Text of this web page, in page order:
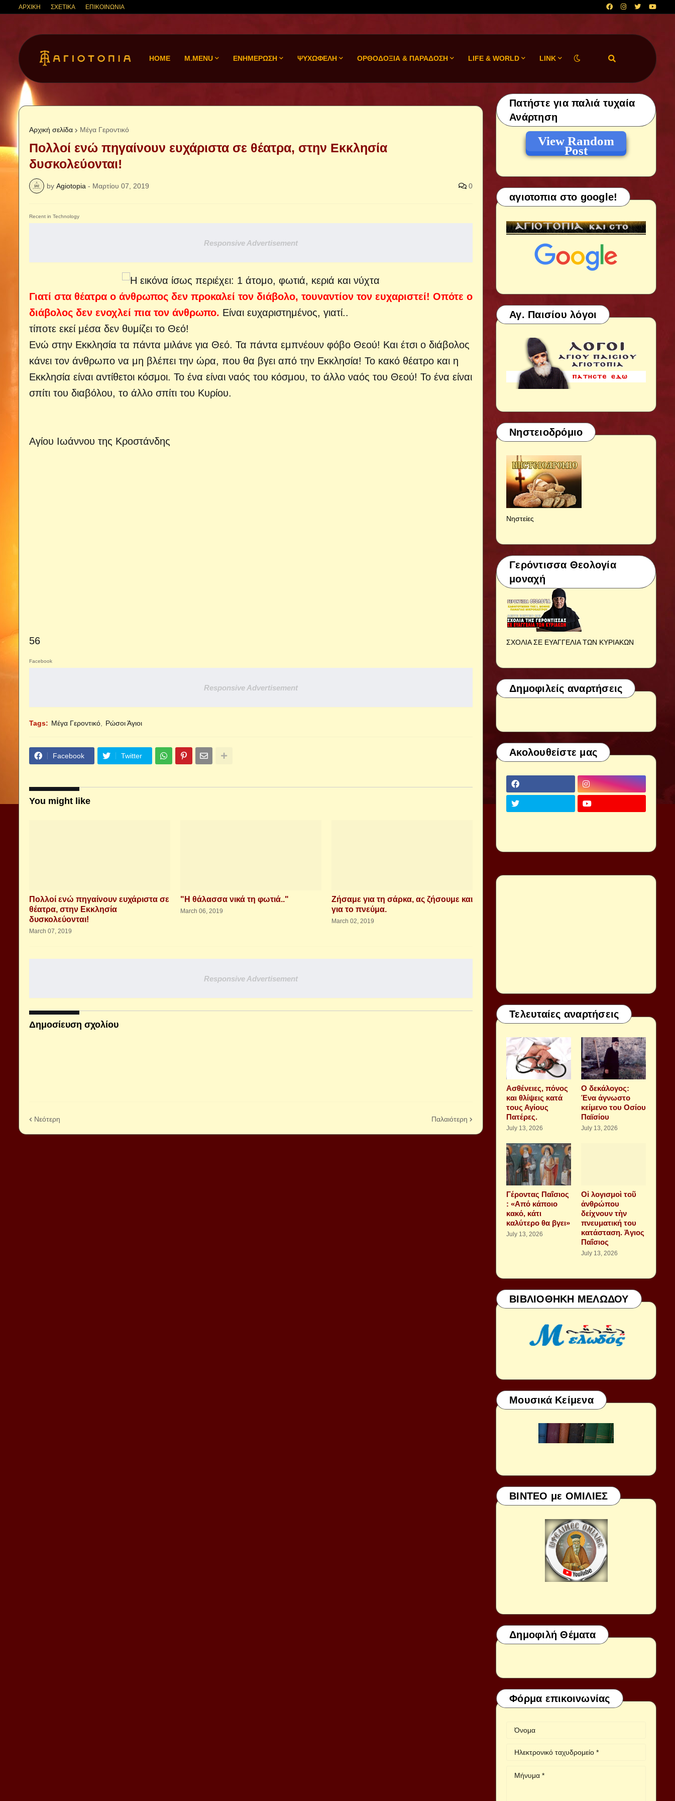
ΑΡΧΙΚΗ ΣΧΕΤΙΚΑ ΕΠΙΚΟΙΝΩΝΙΑ
HOME M.MENU ΕΝΗΜΕΡΩΣΗ ΨΥΧΩΦΕΛΗ ΟΡΘΟΔΟΞΙΑ & ΠΑΡΑΔΟΣΗ LIFE & WORLD LINK
Αρχική σελίδα Μέγα Γεροντικό
Πολλοί ενώ πηγαίνουν ευχάριστα σε θέατρα, στην Εκκλησία
δυσκολεύονται!
by Agiotopia - Μαρτίου 07, 2019 0
Recent in Technology
Responsive Advertisement
Γιατί στα θέατρα ο άνθρωπος δεν προκαλεί τον διάβολο, τουναντίον τον ευχαριστεί! Οπότε ο
διάβολος δεν ενοχλεί πια τον άνθρωπο. Είναι ευχαριστημένος, γιατί..
τίποτε εκεί μέσα δεν θυμίζει το Θεό!
Ενώ στην Εκκλησία τα πάντα μιλάνε για Θεό. Τα πάντα εμπνέουν φόβο Θεού! Και έτσι ο διάβολος
κάνει τον άνθρωπο να μη βλέπει την ώρα, που θα βγει από την Εκκλησία! Το κακό θέατρο και η
Εκκλησία είναι αντίθετοι κόσμοι. Το ένα είναι ναός του κόσμου, το άλλο ναός του Θεού! Το ένα είναι
σπίτι του διαβόλου, το άλλο σπίτι του Κυρίου.
Αγίου Ιωάννου της Κροστάνδης
56
Facebook
Responsive Advertisement
Tags: Μέγα Γεροντικό Ρώσοι Άγιοι
Facebook Twitter
You might like
Πολλοί ενώ πηγαίνουν ευχάριστα σε
θέατρα, στην Εκκλησία
δυσκολεύονται!
March 07, 2019
"Η θάλασσα νικά τη φωτιά.."
March 06, 2019
Ζήσαμε για τη σάρκα, ας ζήσουμε και
για το πνεύμα.
March 02, 2019
Responsive Advertisement
Δημοσίευση σχολίου
Νεότερη Παλαιότερη
Πατήστε για παλιά τυχαία
Ανάρτηση
View Random
Post
αγιοτοπια στο google!
Αγ. Παισίου λόγοι
Νηστειοδρόμιο
Νηστείες
Γερόντισσα Θεολογία
μοναχή
ΣΧΟΛΙΑ ΣΕ ΕΥΑΓΓΕΛΙΑ ΤΩΝ ΚΥΡΙΑΚΩΝ
Δημοφιλείς αναρτήσεις
Ακολουθείστε μας
Τελευταίες αναρτήσεις
Aσθένειες, πόνος
και θλίψεις κατά
τους Αγίους
Πατέρες.
July 13, 2026
Ο δεκάλογος:
Ένα άγνωστο
κείμενο του Οσίου
Παϊσίου
July 13, 2026
Γέροντας Παΐσιος
: «Από κάποιο
κακό, κάτι
καλύτερο θα βγει»
July 13, 2026
Οἱ λογισμοὶ τοῦ
ἀνθρώπου
δείχνουν τὴν
πνευματική του
κατάσταση. Ἁγιος
Παΐσιος
July 13, 2026
ΒΙΒΛΙΟΘΗΚΗ ΜΕΛΩΔΟΥ
Μουσικά Κείμενα
ΒΙΝΤΕΟ με ΟΜΙΛΙΕΣ
Δημοφιλή Θέματα
Φόρμα επικοινωνίας